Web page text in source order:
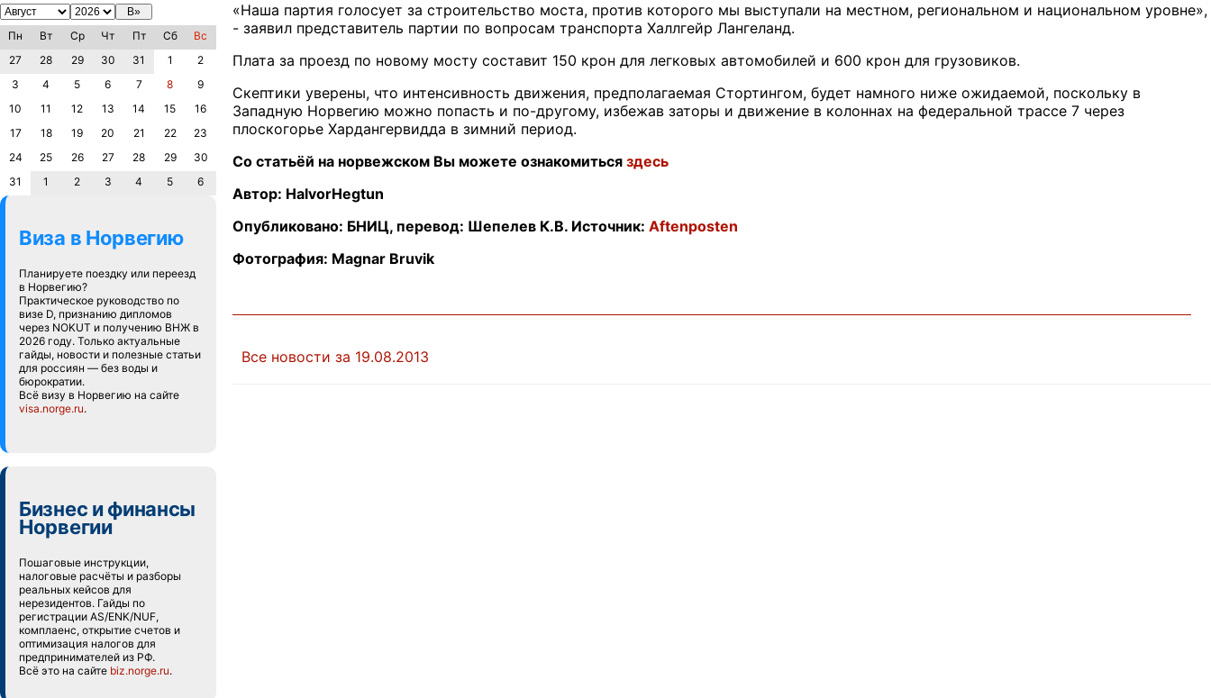
Пн Вт Ср Чт Пт Сб
Вс
27
28 29 30 31 1
2
3
4 5 6 7 8
9
10
11 12 13 14 15
16
17
18 19 20 21 22
23
24
25 26 27 28 29
30
31
1 2 3 4 5 6
Виза в Норвегию
Планируете поездку или переезд
в Норвегию?
Практическое руководство по
визе D, признанию дипломов
через NOKUT и получению ВНЖ в
2026 году. Только актуальные
гайды, новости и полезные статьи
для россиян — без воды и
бюрократии.
Всё визу в Норвегию на сайте
visa.norge.ru.
Бизнес и финансы
Норвегии
Пошаговые инструкции,
налоговые расчёты и разборы
реальных кейсов для
нерезидентов. Гайды по
регистрации AS/ENK/NUF,
комплаенс, открытие счетов и
оптимизация налогов для
предпринимателей из РФ.
Всё это на сайте biz.norge.ru.
«Наша партия голосует за строительство моста, против которого мы выступали на местном, региональном и национальном уровне»,
- заявил представитель партии по вопросам транспорта Халлгейр Лангеланд.
Плата за проезд по новому мосту составит 150 крон для легковых автомобилей и 600 крон для грузовиков.
Скептики уверены, что интенсивность движения, предполагаемая Стортингом, будет намного ниже ожидаемой, поскольку в
Западную Норвегию можно попасть и по-другому, избежав заторы и движение в колоннах на федеральной трассе 7 через
плоскогорье Хардангервидда в зимний период.
Со статьёй на норвежском Вы можете ознакомиться здесь
Автор: HalvorHegtun
Опубликовано: БНИЦ, перевод: Шепелев К.В. Источник: Aftenposten
Фотография: Magnar Bruvik
Все новости за 19.08.2013